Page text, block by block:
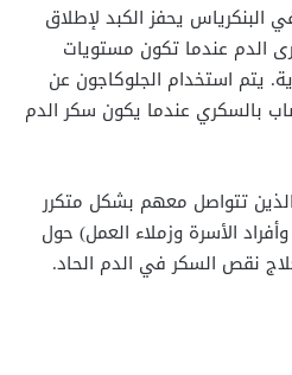
البنكرياس يحفز الكبد لإطلاق
الدم عندما تكون مستويات
يتم استخدام الجلوكاجون عن
بالسكري عندما يكون سكر الدم
تتواصل معهم بشكل متكرر
الأسرة وزملاء العمل) حول
نقص السكر في الدم الحاد.